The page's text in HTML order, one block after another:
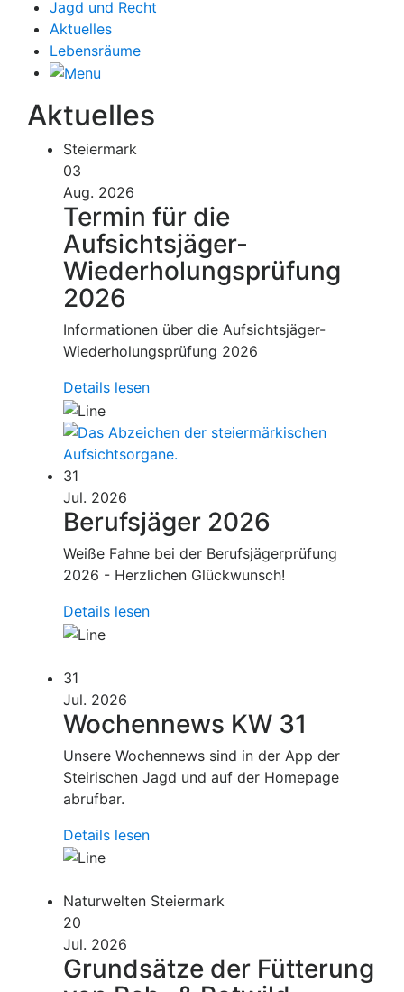
Jagd und Recht
Aktuelles
Lebensräume
Aktuelles
Steiermark
03
Aug. 2026
Termin für die
Aufsichtsjäger-
Wiederholungsprüfung
2026
Informationen über die Aufsichtsjäger-
Wiederholungsprüfung 2026
Details lesen
31
Jul. 2026
Berufsjäger 2026
Weiße Fahne bei der Berufsjägerprüfung
2026 - Herzlichen Glückwunsch!
Details lesen
31
Jul. 2026
Wochennews KW 31
Unsere Wochennews sind in der App der
Steirischen Jagd und auf der Homepage
abrufbar.
Details lesen
Naturwelten Steiermark
20
Jul. 2026
Grundsätze der Fütterung